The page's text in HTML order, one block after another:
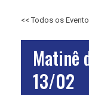
<< Todos os
Matinê
13/02